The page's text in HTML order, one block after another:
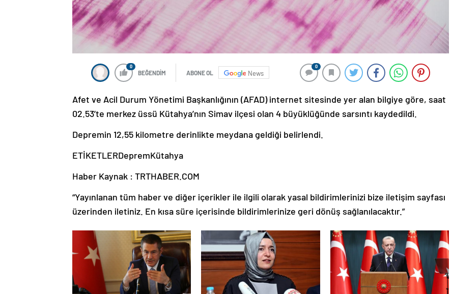
0
BEĞENDİM ABONE OL News
0
Afet ve Acil Durum Yönetimi Başkanlığının (AFAD) internet sitesinde yer alan bilgiye göre, saat
02.53’te merkez üssü Kütahya’nın Simav ilçesi olan 4 büyüklüğünde sarsıntı kaydedildi.
Depremin 12,55 kilometre derinlikte meydana geldiği belirlendi.
ETİKETLERDepremKütahya
Haber Kaynak : TRTHABER.COM
“Yayınlanan tüm haber ve diğer içerikler ile ilgili olarak yasal bildirimlerinizi bize iletişim sayfası
üzerinden iletiniz. En kısa süre içerisinde bildirimlerinize geri dönüş sağlanılacaktır.”